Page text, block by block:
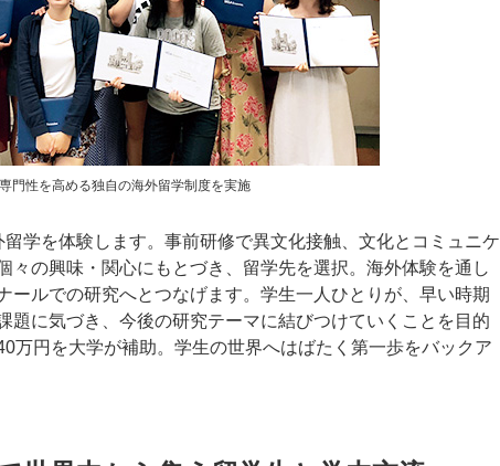
門性を高める独自の海外留学制度を実施
学を体験します。事前研修で異文化接触、文化とコミュニケ
々の興味・関心にもとづき、留学先を選択。海外体験を通し
ールでの研究へとつなげます。学生一人ひとりが、早い時期
題に気づき、今後の研究テーマに結びつけていくことを目的
万円を大学が補助。学生の世界へはばたく第一歩をバックア